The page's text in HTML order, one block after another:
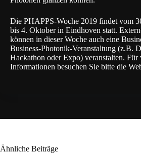
Die PHAPPS-Woche 2019 findet vom
bis 4. Oktober in Eindhoven statt.
können in dieser Woche auch eine
Business-Photonik-Veranstaltung (z.B.
Hackathon oder Expo) veranstalten. Für
Informationen besuchen Sie bitte die
Ähnliche Beiträge